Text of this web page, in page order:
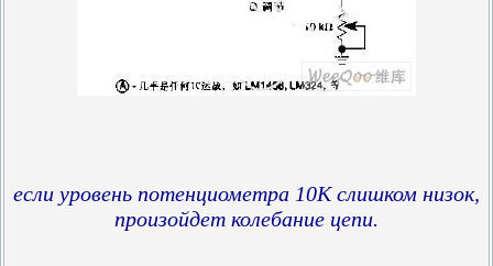
если уровень потенциометра 10K слишком низок,
произойдет колебание цепи.